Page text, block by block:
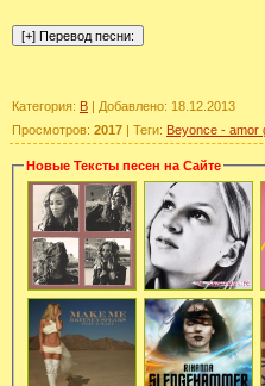
Категория: B Добавлено: 18.12.2013
Просмотров: 2017 Теги: Beyonce - amor
Новые Тексты песен на Сайте